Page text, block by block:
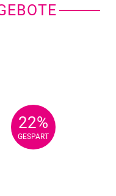
22%
GESPART
22%
GESPART